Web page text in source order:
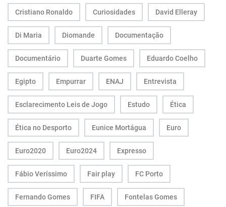
Cristiano Ronaldo Curiosidades David Elleray
Di Maria Diomande Documentação
Documentário Duarte Gomes Eduardo Coelho
Egipto Empurrar ENAJ Entrevista
Esclarecimento Leis de Jogo Estudo Ética
Ética no Desporto Eunice Mortágua Euro
Euro2020 Euro2024 Expresso
Fábio Veríssimo Fair play FC Porto
Fernando Gomes FIFA Fontelas Gomes